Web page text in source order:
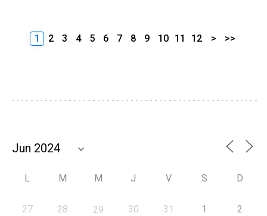
1 2 3 4 5 6 7 8 9 10 11 12 > >>
L M M J V S D
27 28 29 30 31 1 2